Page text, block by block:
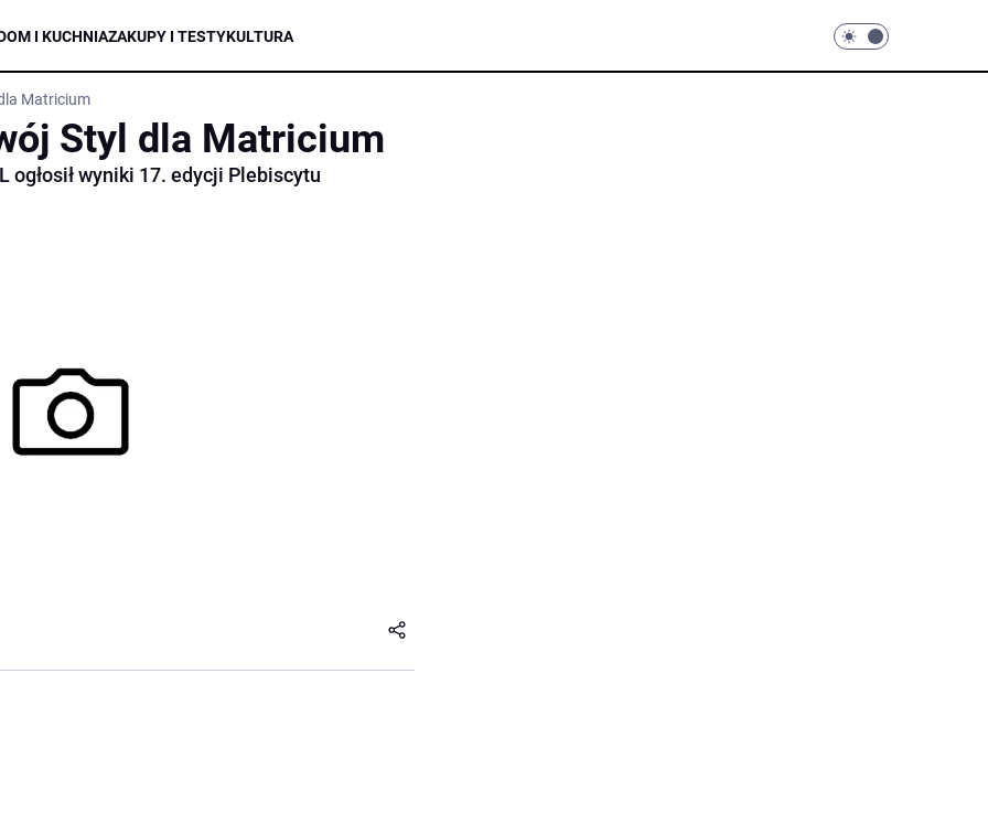
I KUCHNIAZAKUPY I TESTYKULTURA
Matricium
Styl dla Matricium
ogłosił wyniki 17. edycji Plebiscytu